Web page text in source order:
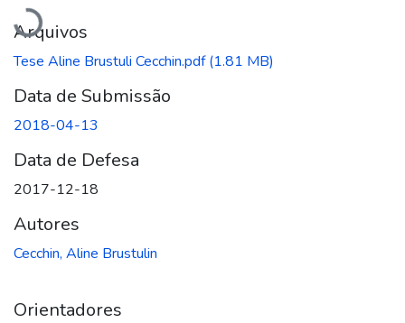
Arquivos
Tese Aline Brustuli Cecchin.pdf(1.81 MB)
Data de Submissão
2018-04-13
Data de Defesa
2017-12-18
Autores
Cecchin, Aline Brustulin
Orientadores